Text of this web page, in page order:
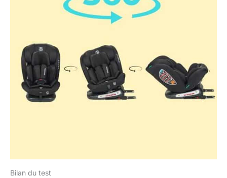
Bilan du test